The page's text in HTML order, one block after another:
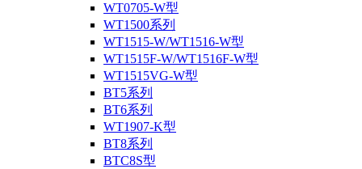
WT0705-W型
WT1500系列
WT1515-W/WT1516-W型
WT1515F-W/WT1516F-W型
WT1515VG-W型
BT5系列
BT6系列
WT1907-K型
BT8系列
BTC8S型